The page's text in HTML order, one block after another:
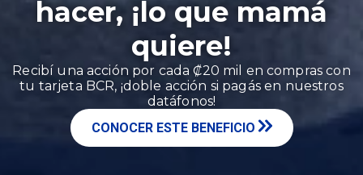
hacer, ¡lo que mamá
quiere!
Recibí una acción por cada ₡20 mil en compras con
tu tarjeta BCR, ¡doble acción si pagás en nuestros
datáfonos!
CONOCER ESTE BENEFICIO